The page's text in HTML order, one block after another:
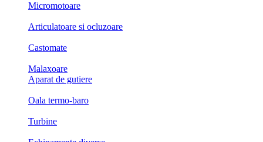
Micromotoare
Articulatoare si ocluzoare
Castomate
Malaxoare
Aparat de gutiere
Oala termo-baro
Turbine